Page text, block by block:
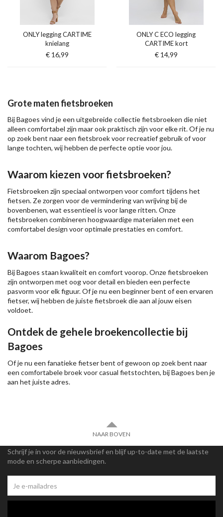
ONLY legging CARTIME
knielang
€ 16,99
ONLY C ECO legging
CARTIME kort
€ 14,99
Grote maten fietsbroeken
Bij Bagoes vind je een uitgebreide collectie fietsbroeken die niet
alleen comfortabel zijn maar ook praktisch zijn voor elke rit. Of je nu
op zoek bent naar een fietsbroek voor recreatief gebruik of voor
lange tochten, wij hebben de perfecte optie voor jou.
Waarom kiezen voor fietsbroeken?
Fietsbroeken zijn speciaal ontworpen voor comfort tijdens het
fietsen. Ze zorgen voor de vermindering van wrijving bij de
bovenbenen, wat essentieel is voor lange ritten. Onze
fietsbroeken combineren hoogwaardige materialen met een
comfortabel design voor optimale prestaties en comfort.
Waarom Bagoes?
Bij Bagoes staan kwaliteit en comfort voorop. Onze fietsbroeken
zijn ontworpen met oog voor detail en bieden een perfecte
pasvorm voor elk figuur. Of je nu een beginner bent of een ervaren
fietser, wij hebben de juiste fietsbroek die aan al jouw eisen
voldoet.
Ontdek de gehele broekencollectie bij
Bagoes
Of je nu een fanatieke fietser bent of gewoon op zoek bent naar
een comfortabele broek voor casual fietstochten, bij Bagoes ben je
aan het juiste adres.
NAAR BOVEN
Schrijf je in voor de nieuwsbrief en blijf up-to-date met de laatste
mode en scherpe aanbiedingen.